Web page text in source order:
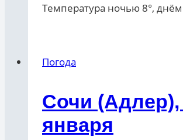
Температура ночью 8°,
Погода
Сочи (Адлер),
января